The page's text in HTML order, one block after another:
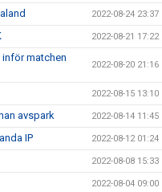
2022-08-24 23:37
2022-08-21 17:22
matchen
2022-08-20 21:16
2022-08-15 13:10
avspark 2022-08-14 11:45
IP 2022-08-12 01:24
2022-08-08 15:33
2022-08-04 09:00